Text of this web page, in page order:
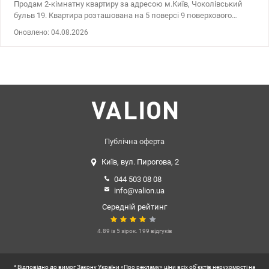
Продам 2-кімнатну квартиру за адресою м.Київ, Чоколівський
бульв 19. Квартира розташована на 5 поверсі 9 поверхового
коридорі. Встановлено металопластикові вікна, паркет у
тепла, світла та має зручне планування. Охайний під'їзд з
домофоном, хороші тихі сусіди. Повністю закритий тихий
спортивний майданчики та парковка. Район із добре
Фора, ринок), школи, дитячі садочки та зупинки громадського
транспорту, пряме сполучення до метро Шулявська 10 хвил. Ціна
66 000 у.о. Світлана, тел. 096-126-02-44 valion.ua/1153262
Оновлено: 04.08.2026
Публічна оферта
Київ, вул. Пирогова, 2
044 503 08 08
info@valion.ua
Середній рейтинг
4.89 із 5 зірок. 199 відгуків
* Відповідно до вимог Закону України «Про рекламу» ціни всіх об'єктів нерухомості на